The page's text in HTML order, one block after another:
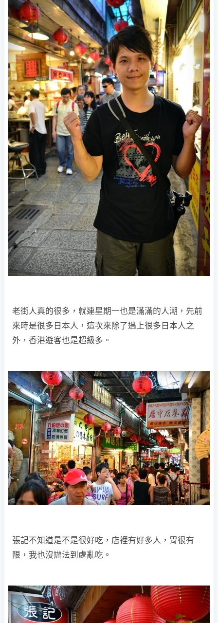
老街人真的很多，就連星期一也是滿滿的人潮，先前
來時是很多日本人，這次來除了遇上很多日本人之
外，香港遊客也是超級多。
張記不知道是不是很好吃，店裡有好多人，胃很有
限，我也沒辦法到處亂吃。